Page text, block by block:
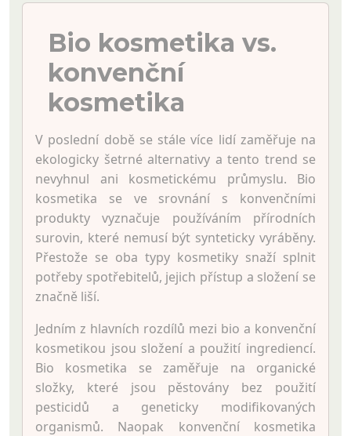
Bio kosmetika vs.
konvenční
kosmetika
V poslední době se stále více lidí zaměřuje na
ekologicky šetrné alternativy a tento trend se
nevyhnul ani kosmetickému průmyslu. Bio
kosmetika se ve srovnání s konvenčními
produkty vyznačuje používáním přírodních
surovin, které nemusí být synteticky vyráběny.
Přestože se oba typy kosmetiky snaží splnit
potřeby spotřebitelů, jejich přístup a složení se
značně liší.
Jedním z hlavních rozdílů mezi bio a konvenční
kosmetikou jsou složení a použití ingrediencí.
Bio kosmetika se zaměřuje na organické
složky, které jsou pěstovány bez použití
pesticidů a geneticky modifikovaných
organismů. Naopak konvenční kosmetika